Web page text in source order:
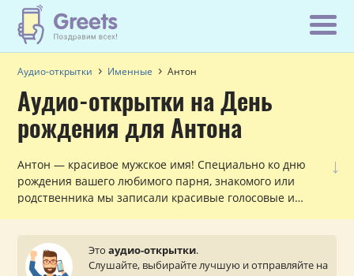
Аудио-открытки Именные Антон
Аудио-открытки на День
рождения для Антона
↓
Антон — красивое мужское имя! Специально ко дню
рождения вашего любимого парня, знакомого или
родственника мы записали красивые голосовые и
мобильный телефон.
Этоаудио-открытки.
Слушайте, выбирайте лучшую и отправляйте на